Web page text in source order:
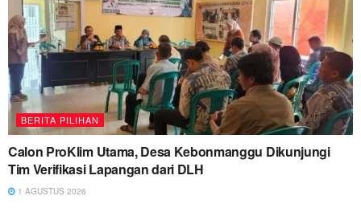
BERITA PILIHAN
Calon ProKlim Utama, Desa Kebonmanggu Dikunjungi
Tim Verifikasi Lapangan dari DLH
1 AGUSTUS 2026